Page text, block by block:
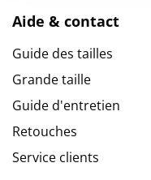
Aide & contact
Guide des tailles
Grande taille
Guide d'entretien
Retouches
Service clients